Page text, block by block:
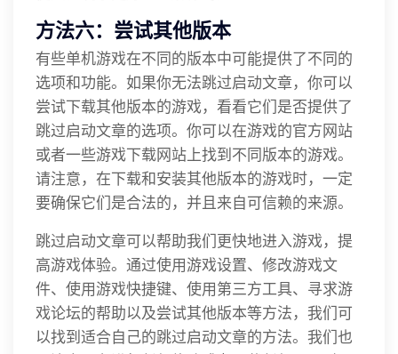
方法六：尝试其他版本
有些单机游戏在不同的版本中可能提供了不同的
选项和功能。如果你无法跳过启动文章，你可以
尝试下载其他版本的游戏，看看它们是否提供了
跳过启动文章的选项。你可以在游戏的官方网站
或者一些游戏下载网站上找到不同版本的游戏。
请注意，在下载和安装其他版本的游戏时，一定
要确保它们是合法的，并且来自可信赖的来源。
跳过启动文章可以帮助我们更快地进入游戏，提
高游戏体验。通过使用游戏设置、修改游戏文
件、使用游戏快捷键、使用第三方工具、寻求游
戏论坛的帮助以及尝试其他版本等方法，我们可
以找到适合自己的跳过启动文章的方法。我们也